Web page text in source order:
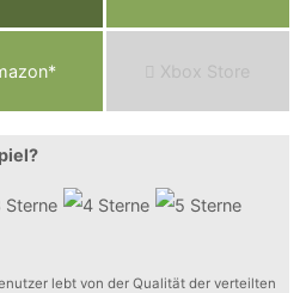
azon* Xbox Store
lebt von der Qualität der verteilten